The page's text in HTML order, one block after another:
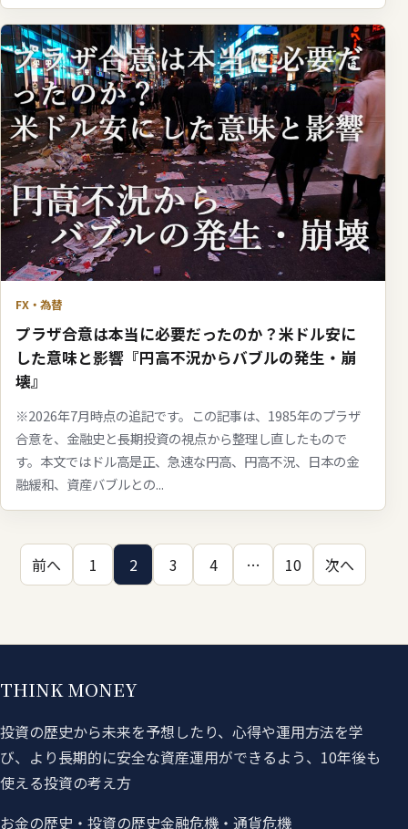
FX・為替
プラザ合意は本当に必要だったのか？米ドル安に
した意味と影響『円高不況からバブルの発生・崩
壊』
※2026年7月時点の追記です。この記事は、1985年のプラザ
合意を、金融史と長期投資の視点から整理し直したもので
す。本文ではドル高是正、急速な円高、円高不況、日本の金
融緩和、資産バブルとの...
投稿のページ送り
前へ 1 2 3 4 … 10 次へ
THINK MONEY
投資の歴史から未来を予想したり、心得や運用方法を学
び、より長期的に安全な資産運用ができるよう、10年後も
使える投資の考え方
お金の歴史・投資の歴史金融危機・通貨危機